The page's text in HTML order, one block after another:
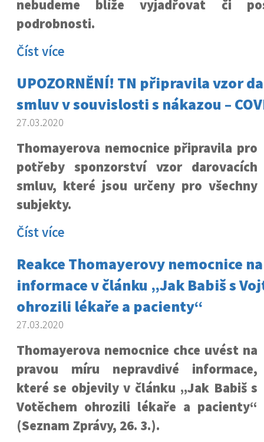
nebudeme blíže vyjadřovat či
podrobnosti.
Číst více
UPOZORNĚNÍ! TN připravila vzor
smluv v souvislosti s nákazou –
27.03.2020
Thomayerova nemocnice připravila pro
potřeby sponzorství vzor darovacích
smluv, které jsou určeny pro všechny
subjekty.
Číst více
Reakce Thomayerovy nemocnice
informace v článku „Jak Babiš s
ohrozili lékaře a pacienty“
27.03.2020
Thomayerova nemocnice chce uvést na
pravou míru nepravdivé informace,
které se objevily v článku „Jak Babiš s
Votěchem ohrozili lékaře a pacienty“
(Seznam Zprávy, 26. 3.).